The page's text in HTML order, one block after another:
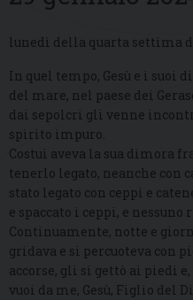
lunedì della quarta settima
In quel tempo, Gesù e i suoi
del mare, nel paese dei
dai sepolcri gli venne
spirito impuro.
Costui aveva la sua dimora
tenerlo legato, neanche con
stato legato con ceppi e
e spaccato i ceppi, e
Continuamente, notte e
gridava e si percuoteva con
accorse, gli si gettò ai piedi e,
vuoi da me, Gesù, Figlio del